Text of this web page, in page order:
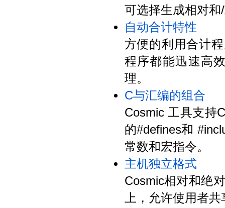
可选择生成相对
自动合计特性
方便的利用合计
程序都能迅速高
理。
C与汇编的组合
Cosmic 工具支持
的#defines和
常数和宏指令。
主机独立格式
Cosmic相对和绝
上，允许使用者